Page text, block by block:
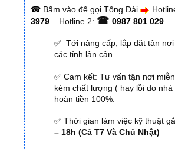
✅ Tới nâng cấp, lắp đặt tận
các tỉnh lân cận
✅ Cam kết: Tư vấn tận nơi
kém chất lượng ( hay lỗi do nhà
✅ Thời gian làm việc kỹ thuật
– 18h (Cả T7 Và Chủ Nhật)
✅ Có xuấthóa đơn VATcho